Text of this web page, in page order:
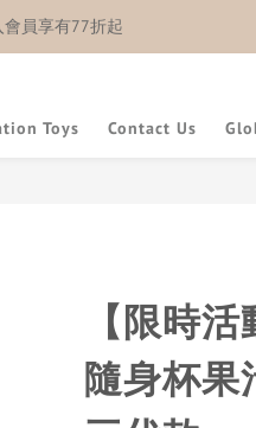
員享有77折起
Toys Contact Us
【限時
隨身杯果